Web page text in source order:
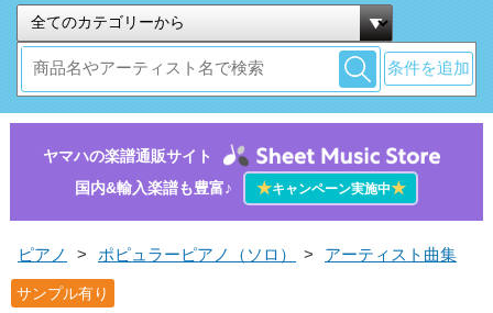
条件を追加
ヤマハの楽譜通販サイト
国内&輸入楽譜も豊富♪
★キャンペーン実施中★
ピアノ > ポピュラーピアノ（ソロ） > アーティスト曲集
サンプル有り